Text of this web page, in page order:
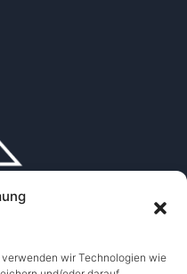
wir Technologien wie